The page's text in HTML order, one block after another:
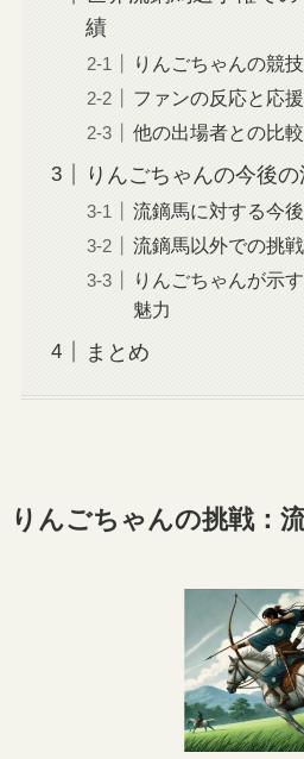
績
りんごちゃんの競
ファンの反応と応
他の出場者との比
りんごちゃんの今後
流鏑馬に対する今
流鏑馬以外での挑
りんごちゃんが示
魅力
まとめ
りんごちゃんの挑戦：